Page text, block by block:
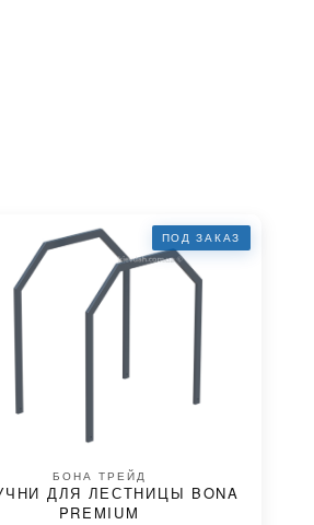
ПОД ЗАКАЗ
БОНА ТРЕЙД
ДЛЯ ЛЕСТНИЦЫ BONA
PREMIUM